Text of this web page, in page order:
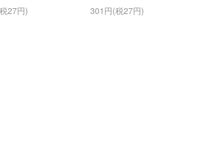
27円)
301円(税27円)